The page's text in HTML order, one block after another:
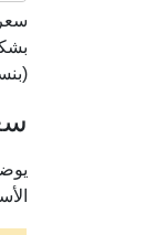
(بنسبة تغير